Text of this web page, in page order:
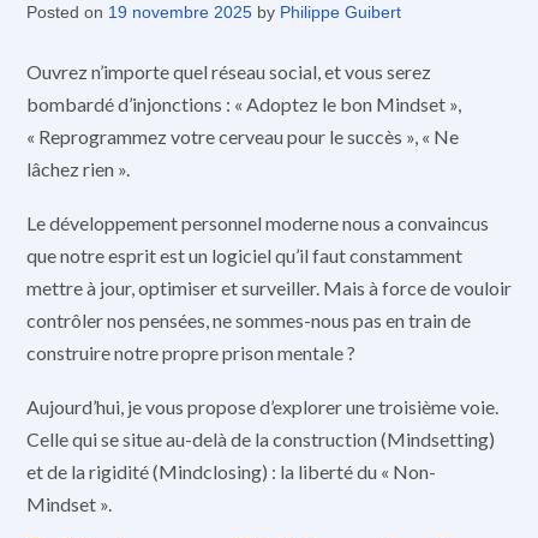
Posted on 19 novembre 2025 by Philippe Guibert
Ouvrez n’importe quel réseau social, et vous serez
bombardé d’injonctions : « Adoptez le bon Mindset »,
« Reprogrammez votre cerveau pour le succès », « Ne
lâchez rien ».
Le développement personnel moderne nous a convaincus
que notre esprit est un logiciel qu’il faut constamment
mettre à jour, optimiser et surveiller. Mais à force de vouloir
contrôler nos pensées, ne sommes-nous pas en train de
construire notre propre prison mentale ?
Aujourd’hui, je vous propose d’explorer une troisième voie.
Celle qui se situe au-delà de la construction (Mindsetting)
et de la rigidité (Mindclosing) : la liberté du « Non-
Mindset ».